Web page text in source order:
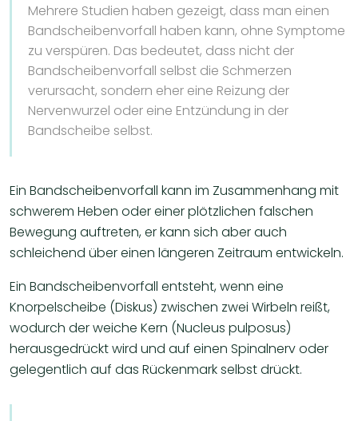
​Mehrere Studien haben gezeigt, dass man einen
Bandscheibenvorfall haben kann, ohne Symptome
zu verspüren. Das bedeutet, dass nicht der
Bandscheibenvorfall selbst die Schmerzen
verursacht, sondern eher eine Reizung der
Nervenwurzel oder eine Entzündung in der
Bandscheibe selbst.
Ein Bandscheibenvorfall kann im Zusammenhang mit
schwerem Heben oder einer plötzlichen falschen
Bewegung auftreten, er kann sich aber auch
schleichend über einen längeren Zeitraum entwickeln.
​Ein Bandscheibenvorfall entsteht, wenn eine
Knorpelscheibe (Diskus) zwischen zwei Wirbeln reißt,
wodurch der weiche Kern (Nucleus pulposus)
herausgedrückt wird und auf einen Spinalnerv oder
gelegentlich auf das Rückenmark selbst drückt.